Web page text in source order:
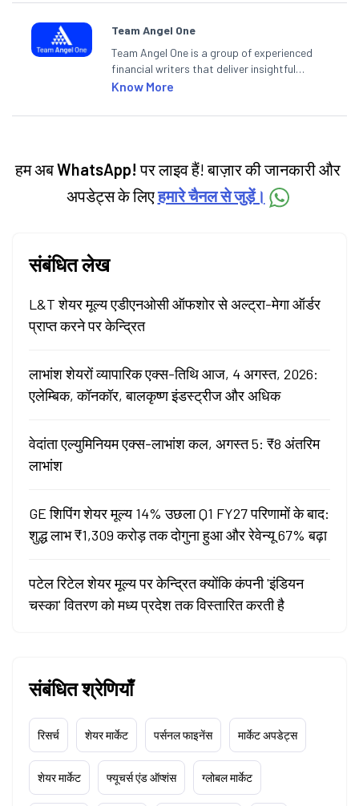
Team Angel One
Team Angel One is a group of experienced
financial writers that deliver insightful
articles on the stock market, IPO, economy,
categories.
Know More
हम अबWhatsApp! पर लाइव हैं! बाज़ार की जानकारी और
अपडेट्स के लिएहमारे चैनल से जुड़ें।
संबंधित लेख
L&T शेयर मूल्य एडीएनओसी ऑफशोर से अल्ट्रा-मेगा ऑर्डर
प्राप्त करने पर केन्द्रित
लाभांश शेयरों व्यापारिक एक्स-तिथि आज, 4 अगस्त, 2026:
एलेम्बिक, कॉनकॉर, बालकृष्ण इंडस्ट्रीज और अधिक
वेदांता एल्युमिनियम एक्स-लाभांश कल, अगस्त 5: ₹8 अंतरिम
लाभांश
GE शिपिंग शेयर मूल्य 14% उछला Q1 FY27 परिणामों के बाद:
शुद्ध लाभ ₹1,309 करोड़ तक दोगुना हुआ और रेवेन्यू 67% बढ़ा
पटेल रिटेल शेयर मूल्य पर केन्द्रित क्योंकि कंपनी 'इंडियन
चस्का' वितरण को मध्य प्रदेश तक विस्तारित करती है
संबंधित श्रेणियाँ
रिसर्च शेयर मार्केट पर्सनल फाइनेंस मार्केट अपडेट्स
शेयर मार्केट फ्यूचर्स एंड ऑप्शंस ग्लोबल मार्केट